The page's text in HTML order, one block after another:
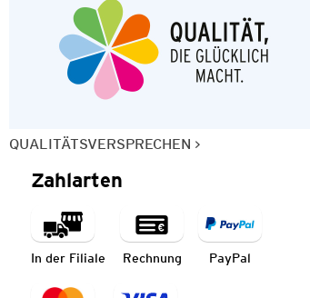
QUALITÄTSVERSPRECHEN
Zahlarten
In der Filiale Rechnung PayPal